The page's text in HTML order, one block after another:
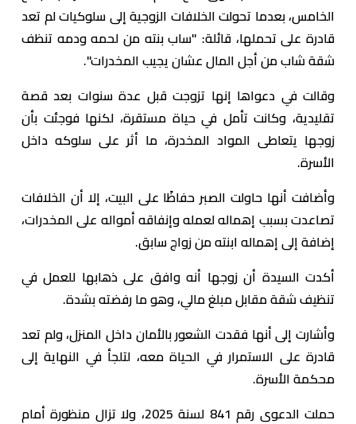
الخامس، بعدما تحولت الخلافات الزوجية إلى سلوكيات لم تعد
قادرة على تحملها، قائلة: "ساب بنته من لحمه ودمه تنظف
شقة شاب من أجل المال عشان يجيب المخدرات".
وقالت في دعواها إنها تزوجت قبل عدة سنوات بعد قصة
تقليدية، وكانت تأمل في حياة مستقرة، لكنها فوجئت بأن
زوجها يتعاطى المواد المخدرة، ما أثر على سلوكه داخل
الأسرة.
وأضافت أنها حاولت الصبر حفاظًا على البيت، إلا أن الخلافات
تصاعدت بسبب إهماله لعمله وإنفاقه أمواله على المخدرات،
إضافة إلى إهماله ابنته من زواج سابق.
أكدت السيدة أن زوجها أنه وافق على ذهابها للعمل في
تنظيف شقة مقابل مبلغ مالي، وهو ما رفضته بشدة.
وأشارت إلى أنها فقدت الشعور بالأمان داخل المنزل، ولم تعد
قادرة على الاستمرار في الحياة معه، لتلجأ في النهاية إلى
محكمة الأسرة.
حملت الدعوى رقم 841 لسنة 2025، ولا تزال منظورة أمام